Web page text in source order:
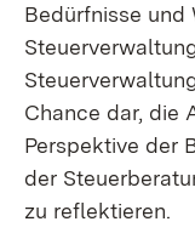
Bedürfnisse und
Chance dar, die
Perspektive der
der
zu reflektieren.